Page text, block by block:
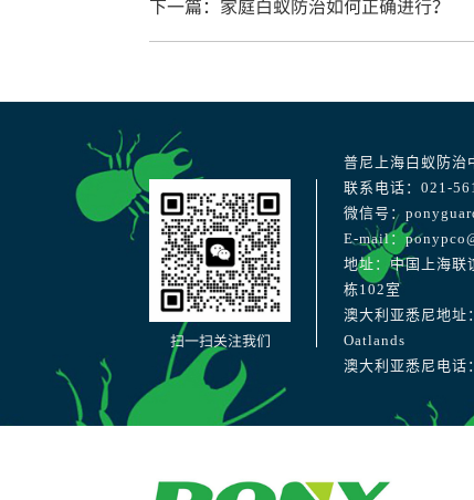
下一篇：家庭白蚁防治如何正确进行？
扫一扫关注我们
普尼上海白蚁防治
联系电话：021-
微信号：
E-mail：
地址：中国上海联
栋102室
澳大利亚悉尼地
Oatlands
澳大利亚悉尼电话